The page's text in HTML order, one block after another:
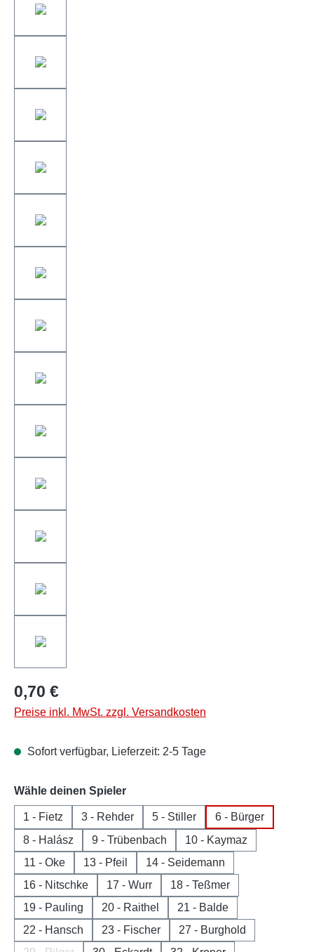
0,70 €
Preise inkl. MwSt. zzgl. Versandkosten
Sofort verfügbar, Lieferzeit: 2-5 Tage
Wähle deinen Spielerauswählen
1 - Fietz 3 - Rehder 5 - Stiller
6 - Bürger
8 - Halász
9 - Trübenbach
10 - Kaymaz
11 - Oke
13 - Pfeil
14 - Seidemann
16 - Nitschke
17 - Wurr
18 - Teßmer
19 - Pauling
20 - Raithel
21 - Balde
22 - Hansch
23 - Fischer
27 - Burghold